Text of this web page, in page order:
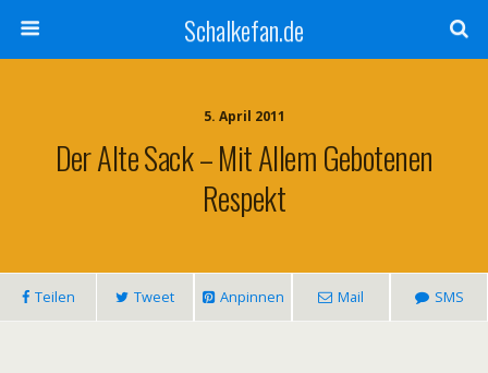
Schalkefan.de
5. April 2011
Der Alte Sack – Mit Allem Gebotenen
Respekt
Teilen Tweet Anpinnen Mail SMS